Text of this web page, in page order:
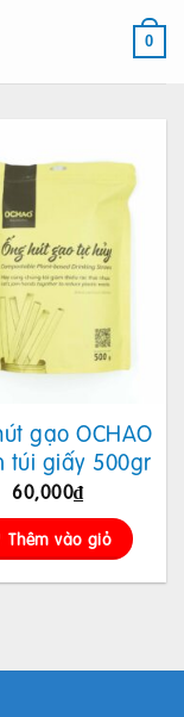
0
gạo OCHAO
túi giấy 500gr
60,000₫
Thêm vào giỏ